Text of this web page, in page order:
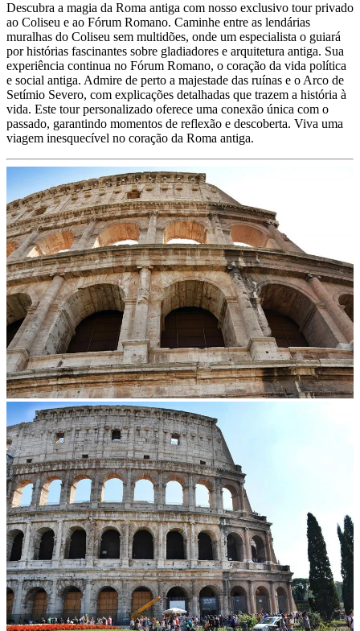
Descubra a magia da Roma antiga com nosso exclusivo tour privado
ao Coliseu e ao Fórum Romano. Caminhe entre as lendárias
muralhas do Coliseu sem multidões, onde um especialista o guiará
por histórias fascinantes sobre gladiadores e arquitetura antiga. Sua
experiência continua no Fórum Romano, o coração da vida política
e social antiga. Admire de perto a majestade das ruínas e o Arco de
Setímio Severo, com explicações detalhadas que trazem a história à
vida. Este tour personalizado oferece uma conexão única com o
passado, garantindo momentos de reflexão e descoberta. Viva uma
viagem inesquecível no coração da Roma antiga.